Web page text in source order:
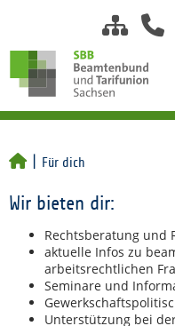
Für dich
Wir bieten dir:
Rechtsberatung und
aktuelle Infos zu
arbeitsrechtlichen
Seminare und
Unterstützung bei